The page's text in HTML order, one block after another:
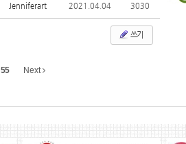
Jenniferart 2021.04.04 3030
쓰기
55 Next